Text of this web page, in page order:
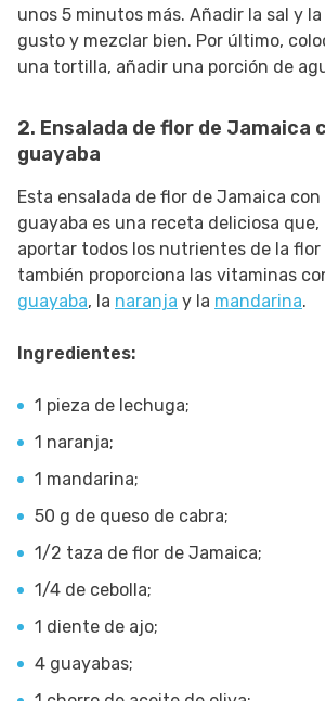
unos 5 minutos más. Añadir la sal y
gusto y mezclar bien. Por último,
una tortilla, añadir una porción de
2. Ensalada de flor de Jamaica
guayaba
Esta ensalada de flor de Jamaica
guayaba es una receta deliciosa que,
aportar todos los nutrientes de la flor
también proporciona las vitaminas
guayaba, la naranja y la mandarina.
Ingredientes:
1 pieza de lechuga;
1 naranja;
1 mandarina;
50 g de queso de cabra;
1/2 taza de flor de Jamaica;
1/4 de cebolla;
1 diente de ajo;
4 guayabas;